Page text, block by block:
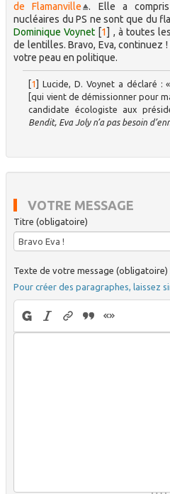
de Flamanville
. Elle a
nucléaires du PS ne sont que du
Dominique Voynet [1] , à toutes
de lentilles. Bravo, Eva, continuez
votre peau en politique.
1 ]Lucide, D. Voynet a déclaré : «
[qui vient de démissionner pour
candidate écologiste aux
Bendit, Eva Joly n’a pas besoin
VOTRE MESSAGE
Titre (obligatoire)
Texte de votre message (obligatoire)
Pour créer des paragraphes, laissez